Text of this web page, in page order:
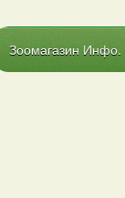
Зоомагазин Инфо.